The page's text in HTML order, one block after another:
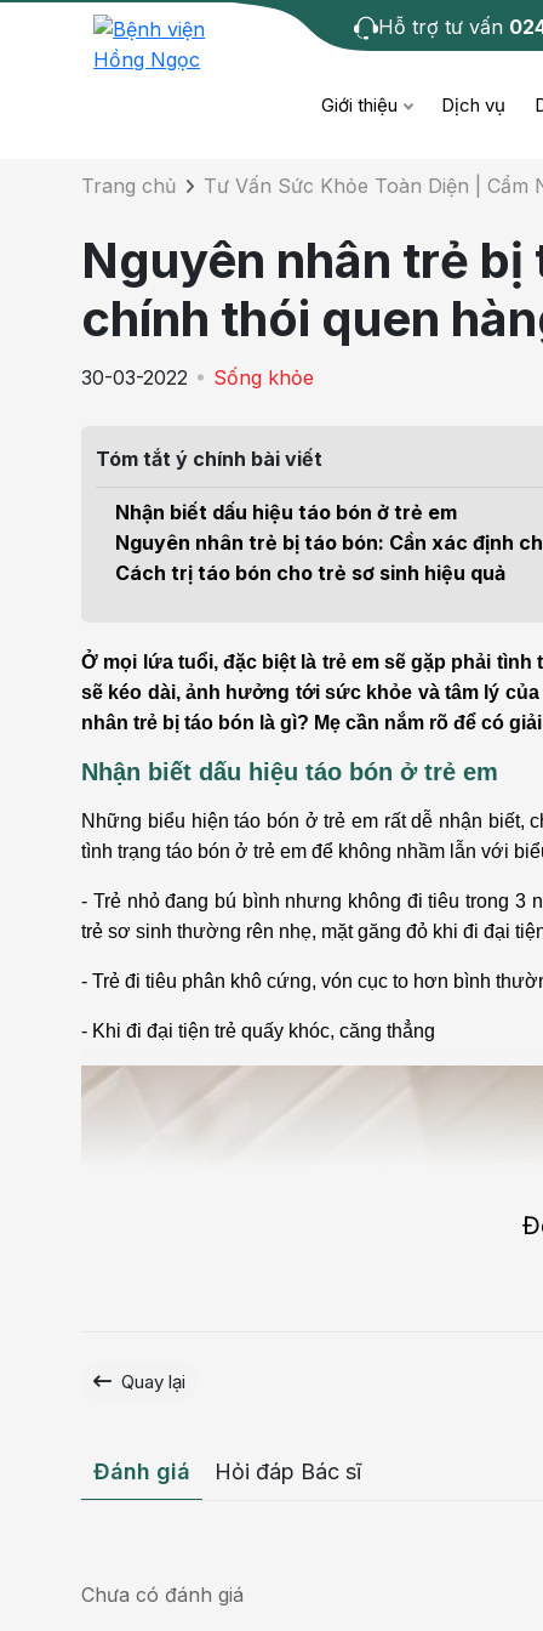
Hỗ trợ tư vấn
Giới thiệu Dịch vụ
Giáo dục sức khỏe
Tầm soát ung thư
Điện quang can thiệp
Tiêu hóa - Gan - Mật
Nội Tiết
Cấp cứu - Hồi sức tích
Da
Vật
Chi tiết bài tư
Trang chủ Tư Vấn Sức Khỏe Toàn Diện | Cẩm
Nguyên nhân trẻ
chính thói quen
30-03-2022 Sống khỏe
Tóm tắt ý chính bài viết
Nhận biết dấu hiệu táo bón ở trẻ em
Nguyên nhân trẻ bị táo bón: Cần xác định
Cách trị táo bón cho trẻ sơ sinh hiệu quả
Ở mọi lứa tuổi, đặc biệt là trẻ em sẽ gặp phải
sẽ kéo dài, ảnh hưởng tới sức khỏe và tâm lý
nhân trẻ bị táo bón là gì? Mẹ cần nắm rõ để có
Nhận biết dấu hiệu táo bón ở trẻ em
Những biểu hiện táo bón ở trẻ em rất dễ nhận biết,
tình trạng táo bón ở trẻ em để không nhầm lẫn với
- Trẻ nhỏ đang bú bình nhưng không đi tiêu trong 3
trẻ sơ sinh thường rên nhẹ, mặt găng đỏ khi đi đại
- Trẻ đi tiêu phân khô cứng, vón cục to hơn bình
- Khi đi đại tiện trẻ quấy khóc, căng thẳng
Quay lại
Đánh giá Hỏi đáp Bác sĩ
Chưa có đánh giá